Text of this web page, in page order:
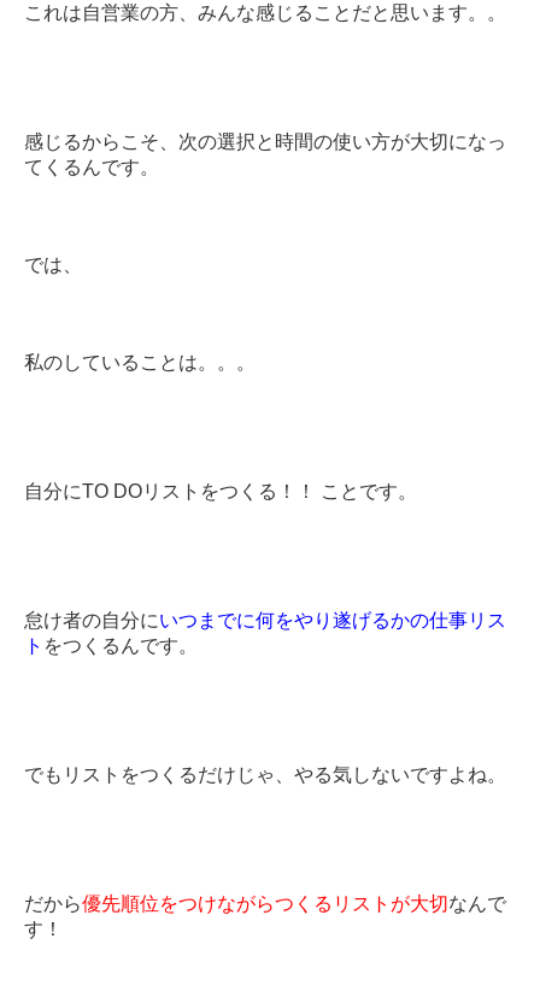
これは自営業の方、みんな感じることだと思います。。
感じるからこそ、次の選択と時間の使い方が大切になっ
てくるんです。
では、
私のしていることは。。。
自分にTO DOリストをつくる！！ ことです。
怠け者の自分にいつまでに何をやり遂げるかの仕事リス
ト をつくるんです。
でもリストをつくるだけじゃ、やる気しないですよね。
だから優先順位をつけながらつくるリストが大切なんで
す！